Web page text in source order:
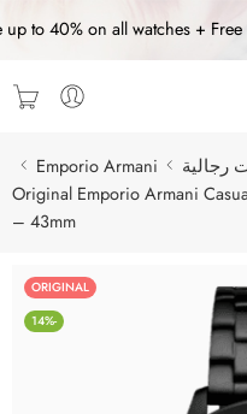
up to 40% on all watches +
رجالية
Emporio Armani
Original Emporio Armani
– 43mm
ORIGINAL
-14%